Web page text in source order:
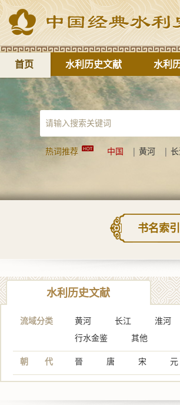
首页 水利历史文献 水利
热词推荐 中国 |黄河 |
书名索引
水利历史文献
流域分类 黄河 长江 淮河
行水金鉴
其他
朝 代 晉 唐 宋 元